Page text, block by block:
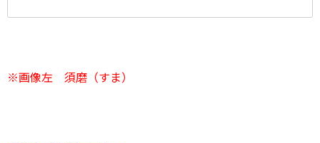
※画像左 須磨（すま）